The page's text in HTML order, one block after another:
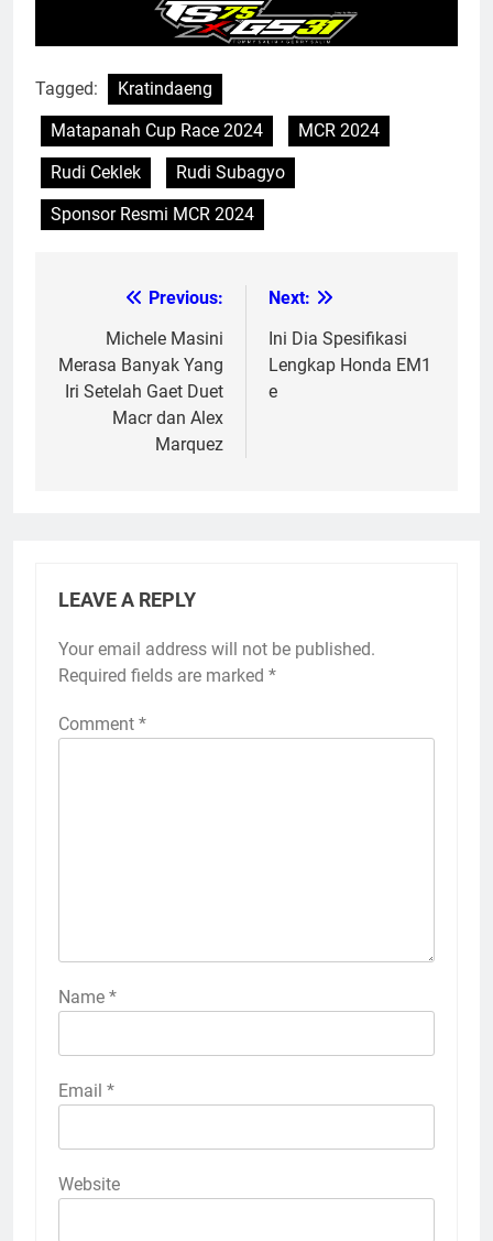
Tagged:
Kratindaeng
Matapanah Cup Race 2024
MCR 2024
Rudi Ceklek
Rudi Subagyo
Sponsor Resmi MCR 2024
navigation
Previous:
Michele Masini
Merasa Banyak Yang
Iri Setelah Gaet Duet
Macr dan Alex
Marquez
Next:
Ini Dia Spesifikasi
Lengkap Honda EM1
e
LEAVE A REPLY
Your email address will not be published.
Required fields are marked *
Comment *
Name *
Email *
Website